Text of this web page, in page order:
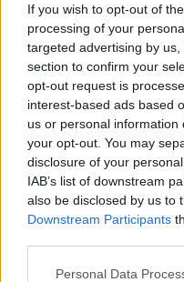
If you wish to opt-out of
processing of your
targeted advertising by
section to confirm your
opt-out request is
interest-based ads based
us or personal
your opt-out. You may
disclosure of your
IAB’s list of downstream
also be disclosed by us to
Downstream Participants
Please note that this
Personal Data
Προηγούμενη
Επικαιρότητα Δ. Α.